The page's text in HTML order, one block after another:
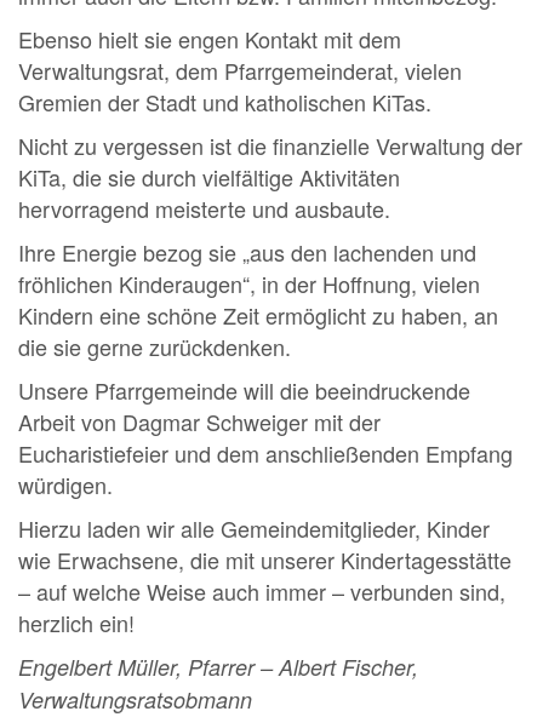
Ebenso hielt sie engen Kontakt mit dem
Verwaltungsrat, dem Pfarrgemeinderat, vielen
Gremien der Stadt und katholischen KiTas.
Nicht zu vergessen ist die finanzielle Verwaltung der
KiTa, die sie durch vielfältige Aktivitäten
hervorragend meisterte und ausbaute.
Ihre Energie bezog sie „aus den lachenden und
fröhlichen Kinderaugen“, in der Hoffnung, vielen
Kindern eine schöne Zeit ermöglicht zu haben, an
die sie gerne zurückdenken.
Unsere Pfarrgemeinde will die beeindruckende
Arbeit von Dagmar Schweiger mit der
Eucharistiefeier und dem anschließenden Empfang
würdigen.
Hierzu laden wir alle Gemeindemitglieder, Kinder
wie Erwachsene, die mit unserer Kindertagesstätte
– auf welche Weise auch immer – verbunden sind,
herzlich ein!
Engelbert Müller, Pfarrer – Albert Fischer,
Verwaltungsratsobmann